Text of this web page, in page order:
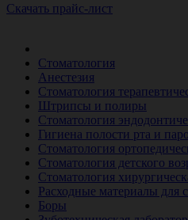
Скачать прайс-лист
Стоматология
Анестезия
Стоматология
Штрипсы и полиры
Стоматология
Гигиена полости рта и
Стоматология
Стоматология детского
Стоматология
Расходные материалы для
Боры